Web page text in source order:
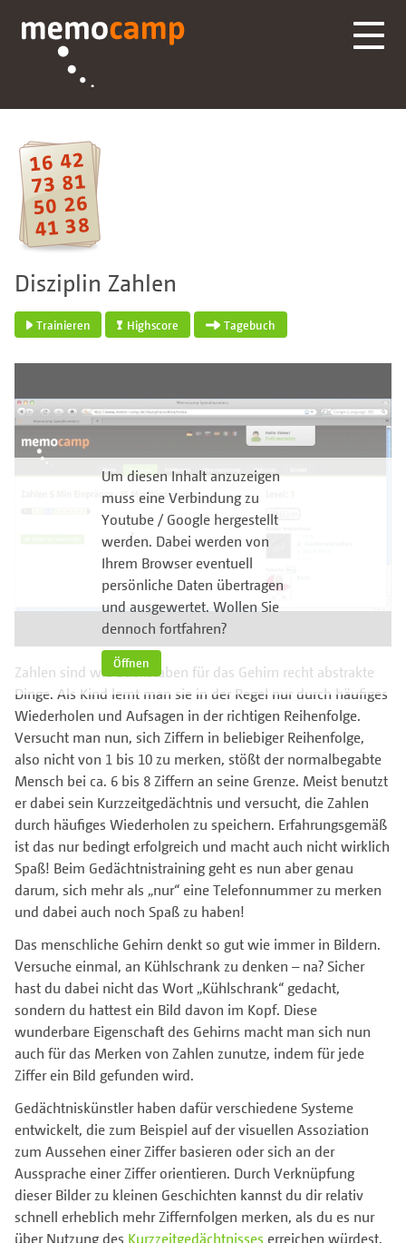
Disziplin Zahlen
Trainieren Highscore Tagebuch
Um diesen Inhalt anzuzeigen
muss eine Verbindung zu
Youtube / Google hergestellt
werden. Dabei werden von
Ihrem Browser eventuell
persönliche Daten übertragen
und ausgewertet. Wollen Sie
dennoch fortfahren?
Öffnen
Zahlen sind wie Buchstaben für das Gehirn recht abstrakte
Dinge. Als Kind lernt man sie in der Regel nur durch häufiges
Wiederholen und Aufsagen in der richtigen Reihenfolge.
Versucht man nun, sich Ziffern in beliebiger Reihenfolge,
also nicht von 1 bis 10 zu merken, stößt der normalbegabte
Mensch bei ca. 6 bis 8 Ziffern an seine Grenze. Meist benutzt
er dabei sein Kurzzeitgedächtnis und versucht, die Zahlen
durch häufiges Wiederholen zu speichern. Erfahrungsgemäß
ist das nur bedingt erfolgreich und macht auch nicht wirklich
Spaß! Beim Gedächtnistraining geht es nun aber genau
darum, sich mehr als „nur“ eine Telefonnummer zu merken
und dabei auch noch Spaß zu haben!
Das menschliche Gehirn denkt so gut wie immer in Bildern.
Versuche einmal, an Kühlschrank zu denken – na? Sicher
hast du dabei nicht das Wort „Kühlschrank“ gedacht,
sondern du hattest ein Bild davon im Kopf. Diese
wunderbare Eigenschaft des Gehirns macht man sich nun
auch für das Merken von Zahlen zunutze, indem für jede
Ziffer ein Bild gefunden wird.
Gedächtniskünstler haben dafür verschiedene Systeme
entwickelt, die zum Beispiel auf der visuellen Assoziation
zum Aussehen einer Ziffer basieren oder sich an der
Aussprache einer Ziffer orientieren. Durch Verknüpfung
dieser Bilder zu kleinen Geschichten kannst du dir relativ
schnell erheblich mehr Ziffernfolgen merken, als du es nur
über Nutzung des Kurzzeitgedächtnisses erreichen würdest.